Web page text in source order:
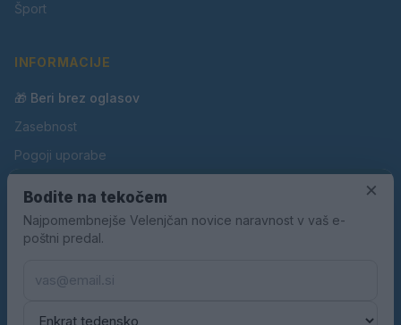
Šport
INFORMACIJE
🎁 Beri brez oglasov
Zasebnost
Pogoji uporabe
Oglaševanje
Kontakt
×
Bodite na tekočem
Najpomembnejše Velenjčan novice naravnost v vaš e-
poštni predal.